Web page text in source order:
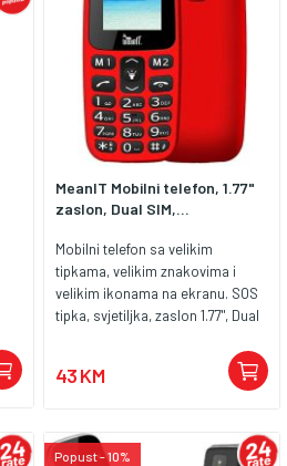
MeanIT Mobilni telefon, 1.77"
zaslon, Dual SIM,...
Mobilni telefon sa velikim
tipkama, velikim znakovima i
velikim ikonama na ekranu. SOS
tipka, svjetiljka, zaslon 1.77", Dual
43 KM
Popust - 10%